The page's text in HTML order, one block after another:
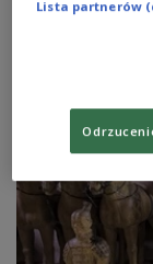
Zobacz więcej na
Lista partnerów